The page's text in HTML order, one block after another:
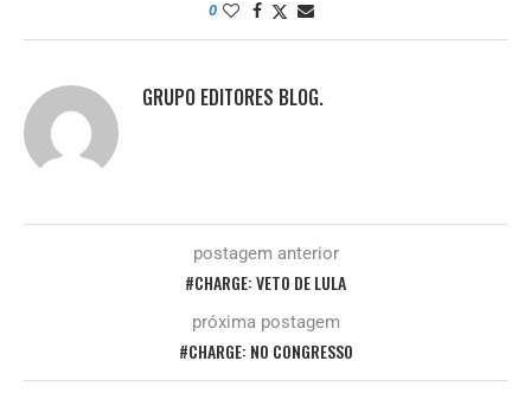
0
GRUPO EDITORES BLOG.
postagem anterior
#CHARGE: VETO DE LULA
próxima postagem
#CHARGE: NO CONGRESSO